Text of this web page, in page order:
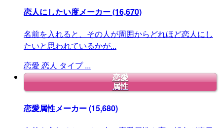
恋人にしたい度メーカー(16,670)
名前を入れると、その人が周囲からどれほど恋人にし
たいと思われているかが...
恋愛 恋人 タイプ ...
恋愛
属性
恋愛属性メーカー(15,680)